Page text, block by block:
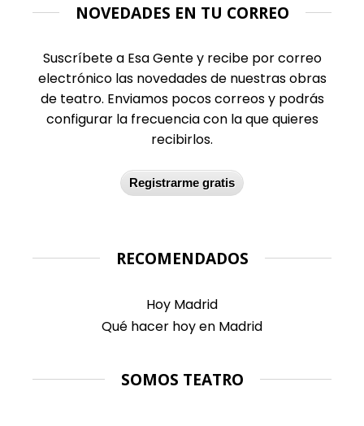
NOVEDADES EN TU CORREO
Suscríbete a Esa Gente y recibe por correo
electrónico las novedades de nuestras obras
de teatro. Enviamos pocos correos y podrás
configurar la frecuencia con la que quieres
recibirlos.
Registrarme gratis
RECOMENDADOS
Hoy Madrid
Qué hacer hoy en Madrid
SOMOS TEATRO